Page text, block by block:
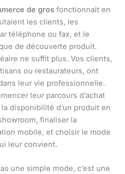
de gros fonctionnait en
les clients, les
téléphone ou fax, et le
de découverte produit.
ne suffit plus. Vos clients,
ou restaurateurs, ont
leur vie professionnelle.
leur parcours d’achat
disponibilité d’un produit en
finaliser la
mobile, et choisir le mode
leur convient.
une simple mode, c’est une